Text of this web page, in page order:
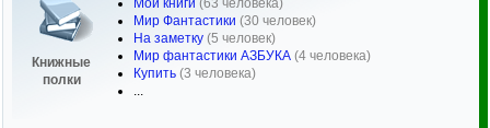
Книжные
полки
Мои книги (63 человека)
Мир Фантастики (30 человек)
На заметку (5 человек)
Мир фантастики АЗБУКА (4 человека)
Купить (3 человека)
...